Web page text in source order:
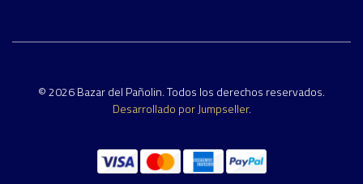
© 2026 Bazar del Pañolin. Todos los derechos reservados.
Desarrollado por Jumpseller.